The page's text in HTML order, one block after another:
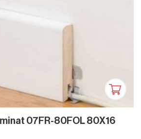
07FR-80FOL 80X16